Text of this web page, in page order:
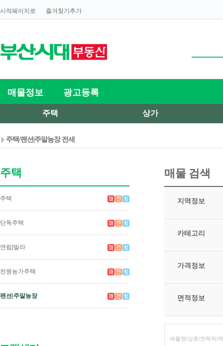
시작페이지로 즐겨찾기추가
매물정보 광고등록
주택 상가
주택/팬션|주말농장 전세
주택
주택
단독주택
연립|빌라
전원농가주택
팬션|주말농장
매물 검색
지역정보
카테고리
가격정보
면적정보